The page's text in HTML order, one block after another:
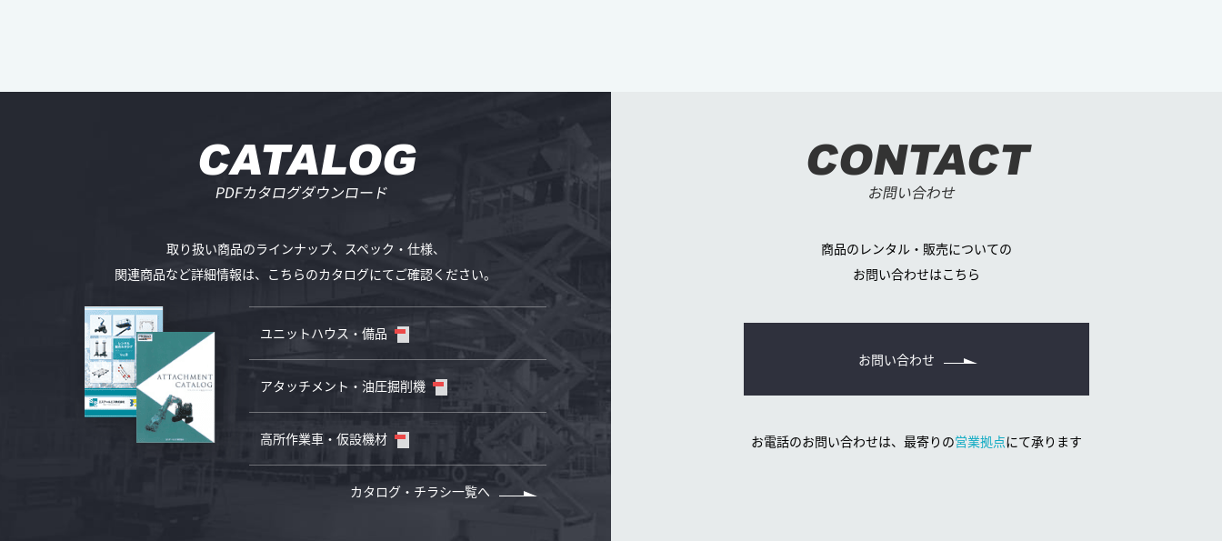
CATALOG
PDFカタログダウンロード
取り扱い商品のラインナップ、 スペック・仕様、
関連商品など詳細情報は、 こちらのカタログにてご確認ください。
ユニットハウス・備品
アタッチメント・油圧掘削機
高所作業車・仮設機材
カタログ・チラシ一覧へ
CONTACT
お問い合わせ
商品のレンタル・販売についての
お問い合わせはこちら
お問い合わせ
お電話のお問い合わせは、 最寄りの営業拠点にて承ります